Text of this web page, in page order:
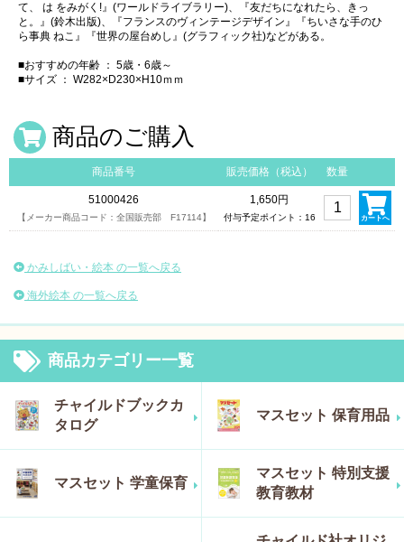
て、 は をみがく!』(ワールドライブラリー)、『友だちになれたら、きっ
と。』(鈴木出版)、『フランスのヴィンテージデザイン』『ちいさな手のひ
ら事典 ねこ』『世界の屋台めし』(グラフィック社)などがある。
■おすすめの年齢 ： 5歳・6歳～
■サイズ ： W282×D230×H10ｍｍ
商品のご購入
商品番号 販売価格（税込） 数量
51000426
【メーカー商品コード：全国販売部 F17114】
1,650円
付与予定ポイント：16 カートへ
かみしばい・絵本 の一覧へ戻る
海外絵本 の一覧へ戻る
商品カテゴリー一覧
チャイルドブックカ
タログ
マスセット 保育用品
マスセット 学童保育
マスセット 特別支援
教育教材